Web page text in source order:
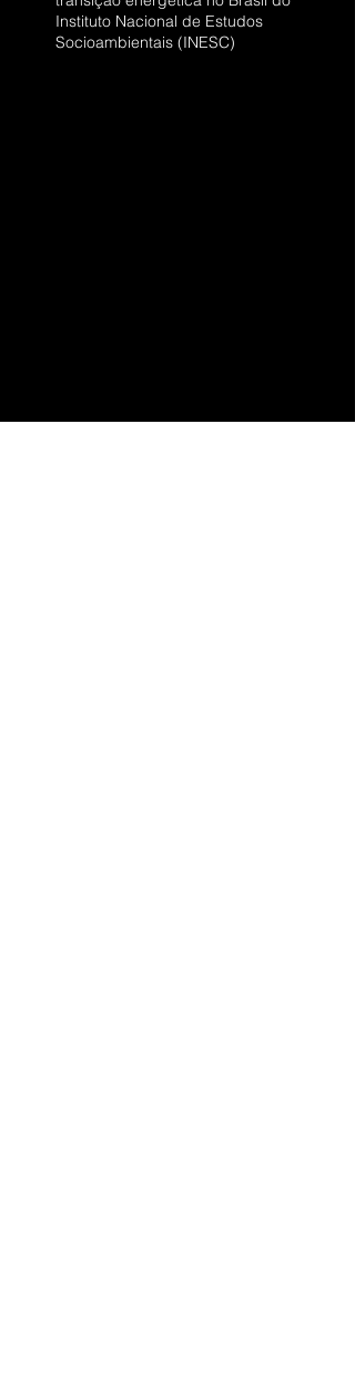
Instituto Nacional de Estudos
Socioambientais (INESC)